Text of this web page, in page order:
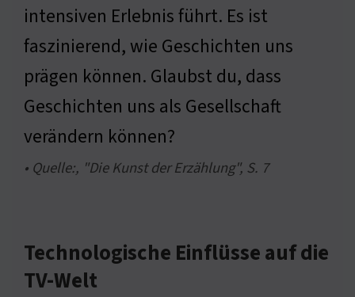
intensiven Erlebnis führt. Es ist
faszinierend, wie Geschichten uns
prägen können. Glaubst du, dass
Geschichten uns als Gesellschaft
verändern können?
• Quelle:, "Die Kunst der Erzählung", S. 7
Technologische Einflüsse auf die
TV-Welt